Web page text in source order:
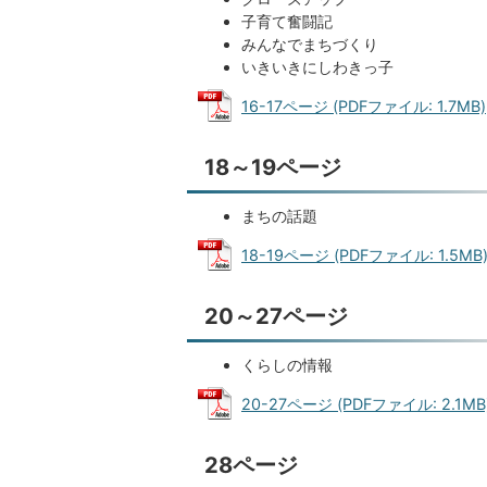
子育て奮闘記
みんなでまちづくり
いきいきにしわきっ子
16-17ページ (PDFファイル: 1.7MB)
18～19ページ
まちの話題
18-19ページ (PDFファイル: 1.5MB)
20～27ページ
くらしの情報
20-27ページ (PDFファイル:
28ページ